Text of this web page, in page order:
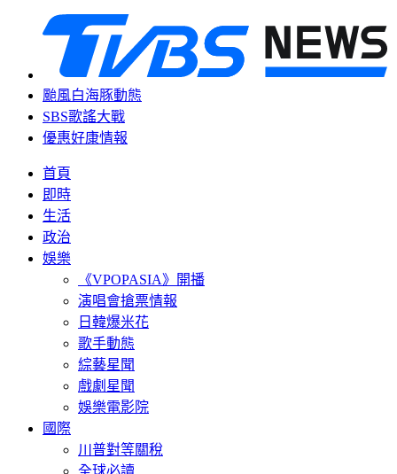
颱風白海豚動態
SBS歌謠大戰
優惠好康情報
首頁
即時
生活
政治
娛樂
《VPOPASIA》開播
演唱會搶票情報
日韓爆米花
歌手動態
綜藝星聞
戲劇星聞
娛樂電影院
國際
川普對等關稅